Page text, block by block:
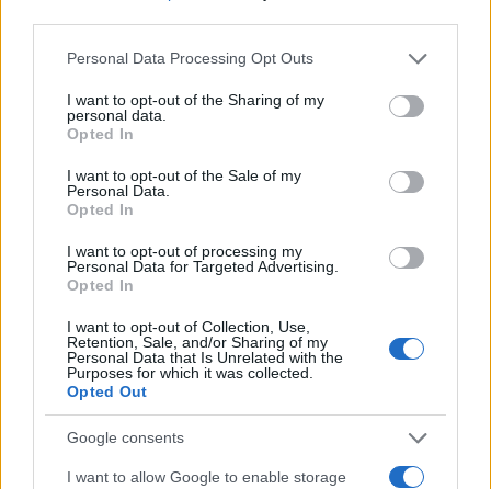
Please note that this website/app uses one or more Google
not limited to your visit or usage behaviour. You may click to
grant or deny consent to Google and its third-party tags to
use your data for below specified purposes in below Google
consent section.
Personal Data Processing Opt Outs
I want to opt-out of the Sharing of my
personal data.
Opted In
I want to opt-out of the Sale of my
Personal Data.
Opted In
I want to opt-out of processing my
Personal Data for Targeted Advertising.
Opted In
I want to opt-out of Collection, Use,
Retention, Sale, and/or Sharing of my
Personal Data that Is Unrelated with the
Purposes for which it was collected.
Opted Out
Google consents
I want to allow Google to enable storage
Ilaria Mauri, bolognese, decise di seguire il
giornalismo sportivo dopo una notte al
coordina le pagine di competizioni e
commenti. In redazione predilige reportage
sul campo e conserva il biglietto di quella
partita come prova della svolta.